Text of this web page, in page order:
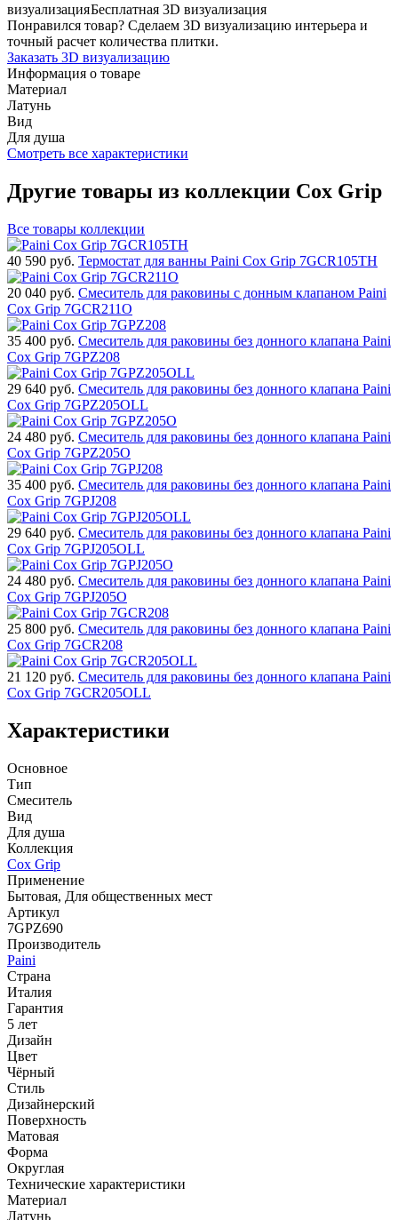
Бесплатная 3D визуализация
Понравился товар? Сделаем 3D визуализацию интерьера и
точный расчет количества плитки.
Заказать 3D визуализацию
Информация о товаре
Материал
Латунь
Вид
Для душа
Смотреть все характеристики
Другие товары из коллекции Cox Grip
Все товары коллекции
40 590 руб. Термостат для ванны Paini Cox Grip 7GCR105TH
20 040 руб. Смеситель для раковины с донным клапаном Paini
Cox Grip 7GCR211O
35 400 руб. Смеситель для раковины без донного клапана Paini
Cox Grip 7GPZ208
29 640 руб. Смеситель для раковины без донного клапана Paini
Cox Grip 7GPZ205OLL
24 480 руб. Смеситель для раковины без донного клапана Paini
Cox Grip 7GPZ205O
35 400 руб. Смеситель для раковины без донного клапана Paini
Cox Grip 7GPJ208
29 640 руб. Смеситель для раковины без донного клапана Paini
Cox Grip 7GPJ205OLL
24 480 руб. Смеситель для раковины без донного клапана Paini
Cox Grip 7GPJ205O
25 800 руб. Смеситель для раковины без донного клапана Paini
Cox Grip 7GCR208
21 120 руб. Смеситель для раковины без донного клапана Paini
Cox Grip 7GCR205OLL
Характеристики
Основное
Тип
Смеситель
Вид
Для душа
Коллекция
Cox Grip
Применение
Бытовая, Для общественных мест
Артикул
7GPZ690
Производитель
Paini
Страна
Италия
Гарантия
5 лет
Дизайн
Цвет
Чёрный
Стиль
Дизайнерский
Поверхность
Матовая
Форма
Округлая
Технические характеристики
Материал
Латунь